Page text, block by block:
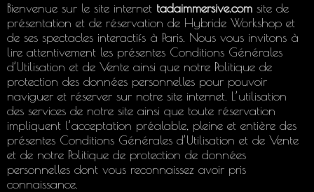
Bienvenue sur le site internet tadaimmersive.com site de
présentation et de réservation de Hybride Workshop et
de ses spectacles interactifs à Paris. Nous vous invitons à
lire attentivement les présentes Conditions Générales
d’Utilisation et de Vente ainsi que notre Politique de
protection des données personnelles pour pouvoir
naviguer et réserver sur notre site internet. L’utilisation
des services de notre site ainsi que toute réservation
impliquent l’acceptation préalable, pleine et entière des
présentes Conditions Générales d’Utilisation et de Vente
et de notre Politique de protection de données
personnelles dont vous reconnaissez avoir pris
connaissance.